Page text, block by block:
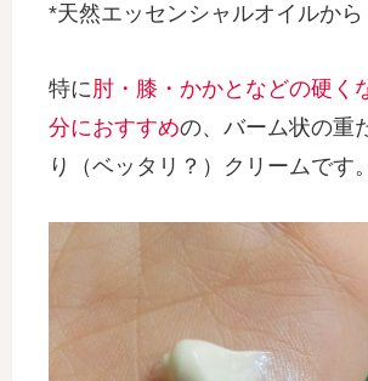
*天然エッセンシャルオイルから
特に肘・膝・かかとなどの硬く
分におすすめの、バーム状の重
り（ベッタリ？）クリームです。